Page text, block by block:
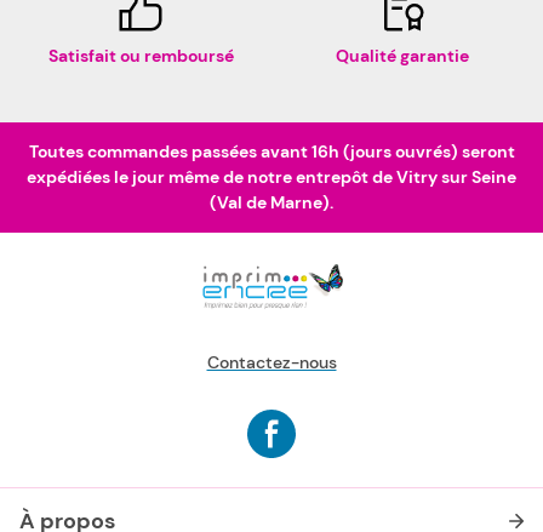
Satisfait ou remboursé Qualité garantie
Toutes commandes passées avant 16h (jours ouvrés) seront
expédiées le jour même de notre entrepôt de Vitry sur Seine
(Val de Marne).
Contactez-nous
À propos